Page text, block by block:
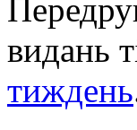
видань
тиждень